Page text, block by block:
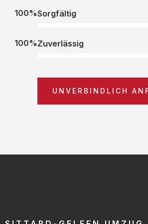
Sorgfältig
100%
Zuverlässig
100%
UNVERBINDLICH